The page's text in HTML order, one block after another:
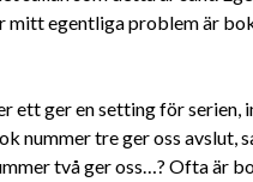
egentliga problem är
ett ger en setting för
nummer tre ger oss avslut,
två ger oss…? Ofta är